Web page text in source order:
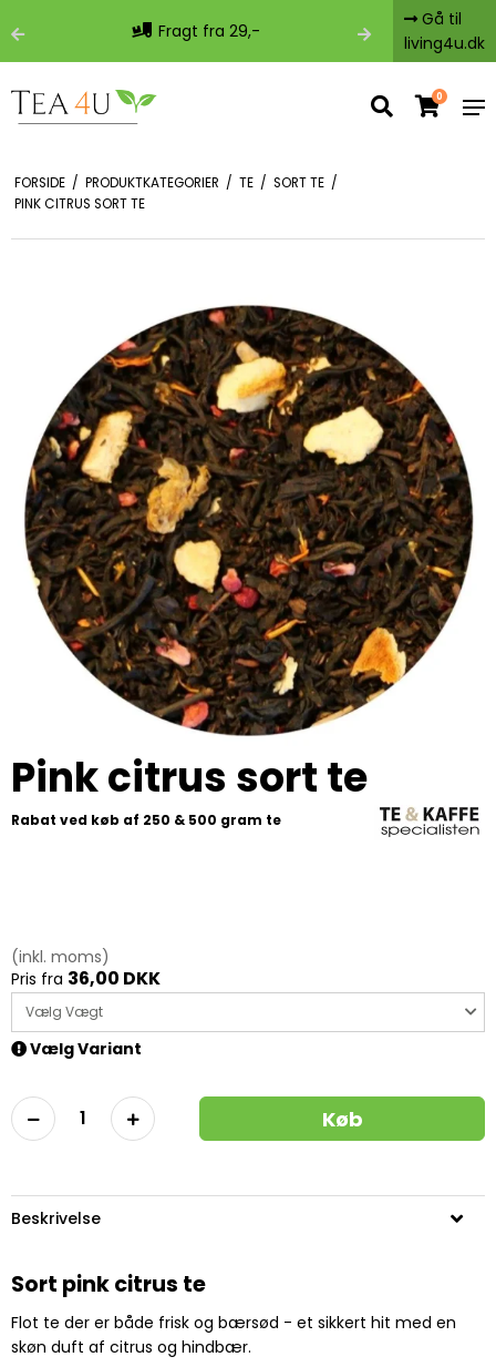
Fragt fra 29,- Fri
Gå til
living4u.dk
0
FORSIDE / PRODUKTKATEGORIER / TE / SORT TE /
PINK CITRUS SORT TE
Pink citrus sort te
Rabat ved køb af 250 & 500 gram te
(inkl. moms)
Pris fra 36,00 DKK
Vælg Vægt
Vælg Variant
Køb
Beskrivelse
Sort pink citrus te
Flot te der er både frisk og bærsød - et sikkert hit med en
skøn duft af citrus og hindbær.